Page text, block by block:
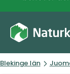
Blekinge län